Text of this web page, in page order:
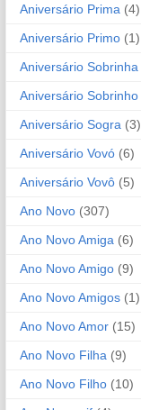
Aniversário Prima (4)
Aniversário Primo (1)
Aniversário Sobrinha
Aniversário Sobrinho
Aniversário Sogra (3)
Aniversário Vovó (6)
Aniversário Vovô (5)
Ano Novo (307)
Ano Novo Amiga (6)
Ano Novo Amigo (9)
Ano Novo Amigos (1)
Ano Novo Amor (15)
Ano Novo Filha (9)
Ano Novo Filho (10)